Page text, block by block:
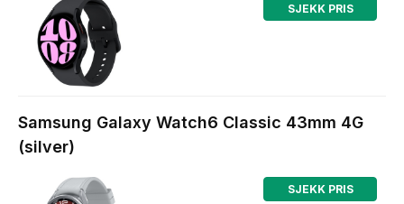
SJEKK PRIS
Samsung Galaxy Watch6 Classic 43mm 4G
(silver)
SJEKK PRIS